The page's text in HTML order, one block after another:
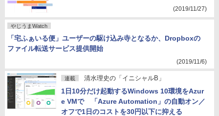
(2019/11/27)
やじうまWatch
「宅ふぁいる便」ユーザーの駆け込み寺となるか、Dropboxの
ファイル転送サービス提供開始
(2019/11/6)
連載 清水理史の「イニシャルB」
1日10分だけ起動するWindows 10環境をAzur
e VMで 「Azure Automation」の自動オン／
オフで1日のコストを30円以下に抑える